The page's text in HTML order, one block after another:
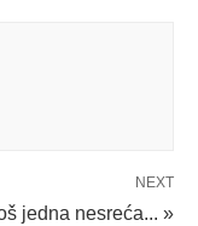
NEXT
jedna nesreća... »